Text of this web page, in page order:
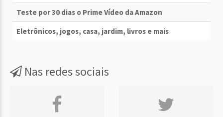
Teste por 30 dias o Prime Vídeo da Amazon
Eletrônicos, jogos, casa, jardim, livros e mais
Nas redes sociais